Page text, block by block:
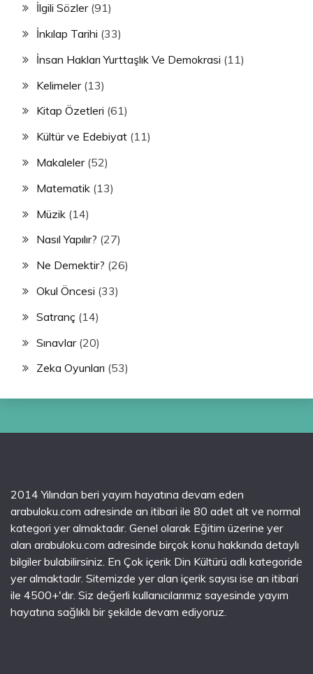
İlgili Sözler(91)
İnkılap Tarihi (33)
İnsan Hakları Yurttaşlık Ve Demokrasi (11)
Kelimeler(13)
Kitap Özetleri (61)
Kültür ve Edebiyat (11)
Makaleler(52)
Matematik (13)
Müzik (14)
Nasıl Yapılır? (27)
Ne Demektir? (26)
Okul Öncesi (33)
Satranç (14)
Sınavlar(20)
Zeka Oyunları (53)
2014 Yılından beri yayım hayatına devam eden
arabuloku.com adresinde an itibari ile 80 adet alt ve normal
kategori yer almaktadır. Genel olarak Eğitim üzerine yer
alan arabuloku.com adresinde birçok konu hakkında detaylı
bilgiler bulabilirsiniz. En Çok içerik Din Kültürü adlı kategoride
yer almaktadır. Sitemizde yer alan içerik sayısı ise an itibari
ile 4500+'dır. Siz değerli kullanıcılarımız sayesinde yayım
hayatına sağlıklı bir şekilde devam ediyoruz.